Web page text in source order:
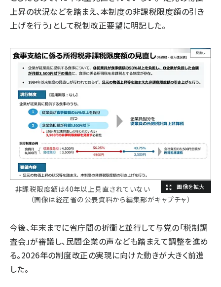
上昇の状況などを踏まえ、本制度の非課税限度額の引き
上げを行う」として税制改正要望に明記した。
非課税限度額は40年以上見直されていない
（画像は経産省の公表資料から編集部がキャプチャ）
今後、年末までに省庁間の折衝と並行して与党の「税制調
査会」が審議し、民間企業の声なども踏まえて調整を進め
る。2026年の制度改正の実現に向けた動きが大きく前進
した。